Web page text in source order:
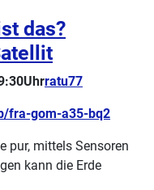
das?
ratu77
fra-gom-a35-bq2
pur, mittels Sensoren
kann die Erde